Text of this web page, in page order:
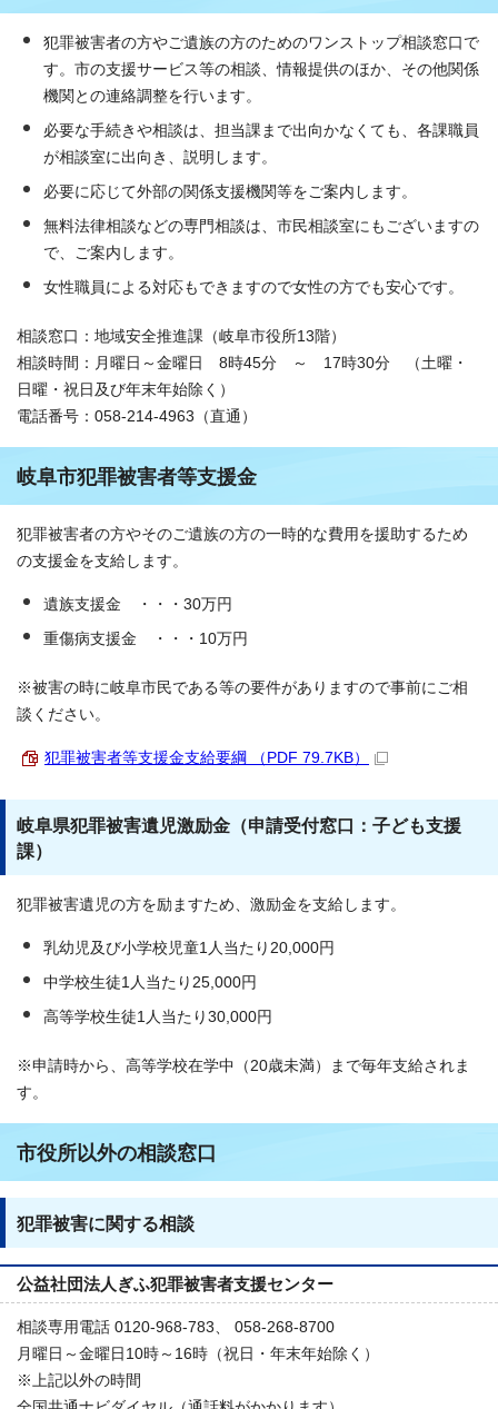
犯罪被害者の方やご遺族の方のためのワンストップ相談窓口で
す。市の支援サービス等の相談、情報提供のほか、その他関係
機関との連絡調整を行います。
必要な手続きや相談は、担当課まで出向かなくても、各課職員
が相談室に出向き、説明します。
必要に応じて外部の関係支援機関等をご案内します。
無料法律相談などの専門相談は、市民相談室にもございますの
で、ご案内します。
女性職員による対応もできますので女性の方でも安心です。
相談窓口：地域安全推進課（岐阜市役所13階）
相談時間：月曜日～金曜日 8時45分 ～ 17時30分 （土曜・
日曜・祝日及び年末年始除く）
電話番号：058-214-4963（直通）
岐阜市犯罪被害者等支援金
犯罪被害者の方やそのご遺族の方の一時的な費用を援助するため
の支援金を支給します。
遺族支援金 ・・・30万円
重傷病支援金 ・・・10万円
※被害の時に岐阜市民である等の要件がありますので事前にご相
談ください。
犯罪被害者等支援金支給要綱 （PDF 79.7KB）
岐阜県犯罪被害遺児激励金（申請受付窓口：子ども支援
課）
犯罪被害遺児の方を励ますため、激励金を支給します。
乳幼児及び小学校児童1人当たり20,000円
中学校生徒1人当たり25,000円
高等学校生徒1人当たり30,000円
※申請時から、高等学校在学中（20歳未満）まで毎年支給されま
す。
市役所以外の相談窓口
犯罪被害に関する相談
公益社団法人ぎふ犯罪被害者支援センター
相談専用電話 0120-968-783、 058-268-8700
月曜日～金曜日10時～16時（祝日・年末年始除く）
※上記以外の時間